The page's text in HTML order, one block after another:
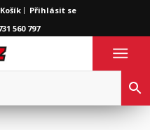
Košík
Přihlásit se
560 797